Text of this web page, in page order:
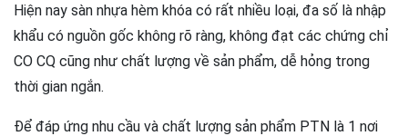
Hiện nay sàn nhựa hèm khóa có rất nhiều loại, đa số là nhập
khẩu có nguồn gốc không rõ ràng, không đạt các chứng chỉ
CO CQ cũng như chất lượng về sản phẩm, dễ hỏng trong
thời gian ngắn.
Để đáp ứng nhu cầu và chất lượng sản phẩm PTN là 1 nơi